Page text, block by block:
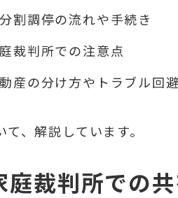
割調停の流れや手続き
裁判所での注意点
産の分け方やトラブル回
て、解説しています。
庭裁判所での